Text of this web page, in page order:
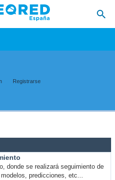
Registrarse
donde se realizará seguimiento de
predicciones, etc...